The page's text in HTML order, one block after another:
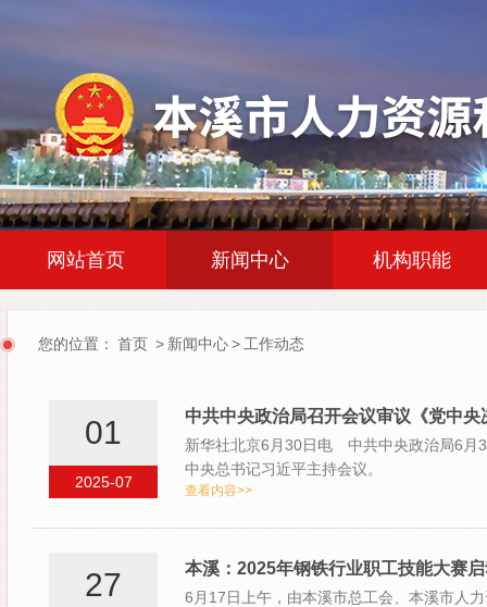
网站首页 新闻中心 机构职能
您的位置： 首页 > 新闻中心> 工作动态
2025-07
01 中共中央政治局召开会议审议《党中
新华社北京6月30日电 中共中央政治局6月
中央总书记习近平主持会议。
查看内容>>
27 本溪：2025年钢铁行业职工技能大赛
6月17日上午，由本溪市总工会、本溪市人